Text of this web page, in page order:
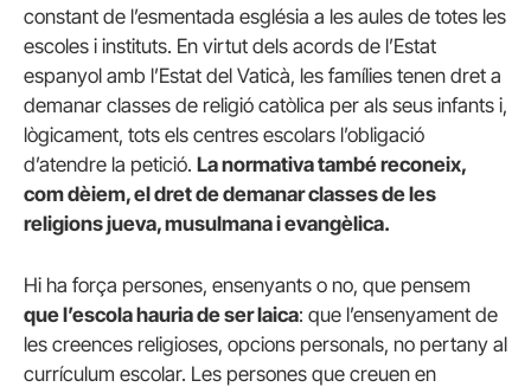
constant de l’esmentada església a les aules de totes les
escoles i instituts. En virtut dels acords de l’Estat
espanyol amb l’Estat del Vaticà, les famílies tenen dret a
demanar classes de religió catòlica per als seus infants i,
lògicament, tots els centres escolars l’obligació
d’atendre la petició. La normativa també reconeix,
com dèiem, el dret de demanar classes de les
religions jueva, musulmana i evangèlica.
Hi ha força persones, ensenyants o no, que pensem
que l’escola hauria de ser laica: que l’ensenyament de
les creences religioses, opcions personals, no pertany al
currículum escolar. Les persones que creuen en